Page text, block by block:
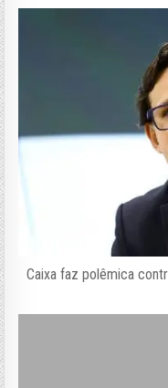
Caixa faz polêmica